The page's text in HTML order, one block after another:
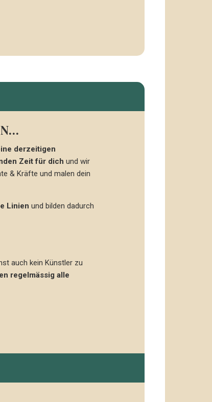
derzeitigen
Zeit für dich und wir
& Kräfte und malen dein
Linien und bilden dadurch
auch kein Künstler zu
regelmässig alle